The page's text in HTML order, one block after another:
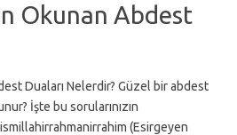
Okunan Abdest
Duaları Nelerdir? Güzel bir abdest
İşte bu sorularınızın
(Esirgeyen